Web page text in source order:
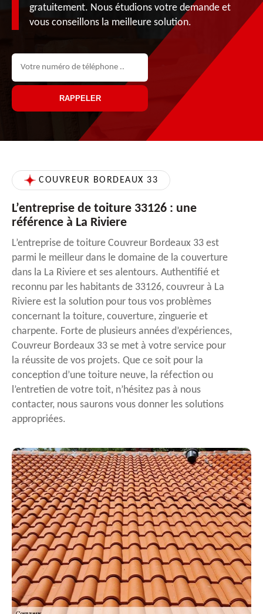
gratuitement. Nous étudions votre demande et
vous conseillons la meilleure solution.
COUVREUR BORDEAUX 33
L’entreprise de toiture 33126 : une
référence à La Riviere
L’entreprise de toiture Couvreur Bordeaux 33 est
parmi le meilleur dans le domaine de la couverture
dans la La Riviere et ses alentours. Authentifié et
reconnu par les habitants de 33126, couvreur à La
Riviere est la solution pour tous vos problèmes
concernant la toiture, couverture, zinguerie et
charpente. Forte de plusieurs années d’expériences,
Couvreur Bordeaux 33 se met à votre service pour
la réussite de vos projets. Que ce soit pour la
conception d’une toiture neuve, la réfection ou
l’entretien de votre toit, n’hésitez pas à nous
contacter, nous saurons vous donner les solutions
appropriées.